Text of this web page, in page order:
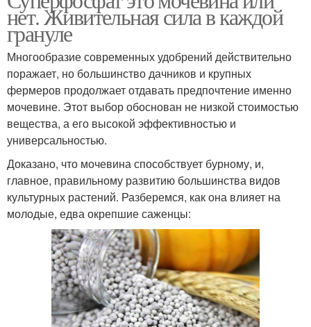
нет. Живительная сила в каждой
грануле
Многообразие современных удобрений действительно
поражает, но большинство дачников и крупных
фермеров продолжает отдавать предпочтение именно
мочевине. Этот выбор обоснован не низкой стоимостью
вещества, а его высокой эффективностью и
универсальностью.
Доказано, что мочевина способствует бурному, и,
главное, правильному развитию большинства видов
культурных растений. Разберемся, как она влияет на
молодые, едва окрепшие саженцы: